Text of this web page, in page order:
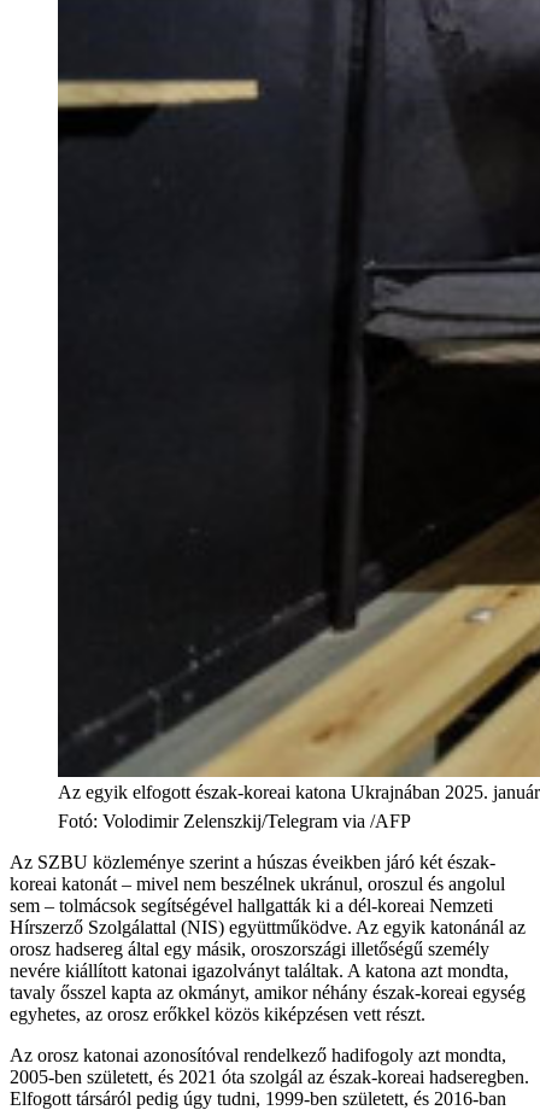
Az egyik elfogott észak-koreai katona Ukrajnában 2025.
Fotó: Volodimir Zelenszkij/Telegram via /AFP
Az SZBU közleménye szerint a húszas éveikben járó két észak-
koreai katonát – mivel nem beszélnek ukránul, oroszul és angolul
sem – tolmácsok segítségével hallgatták ki a dél-koreai Nemzeti
Hírszerző Szolgálattal (NIS) együttműködve. Az egyik katonánál az
orosz hadsereg által egy másik, oroszországi illetőségű személy
nevére kiállított katonai igazolványt találtak. A katona azt mondta,
tavaly ősszel kapta az okmányt, amikor néhány észak-koreai egység
egyhetes, az orosz erőkkel közös kiképzésen vett részt.
Az orosz katonai azonosítóval rendelkező hadifogoly azt mondta,
2005-ben született, és 2021 óta szolgál az észak-koreai hadseregben.
Elfogott társáról pedig úgy tudni, 1999-ben született, és 2016-ban